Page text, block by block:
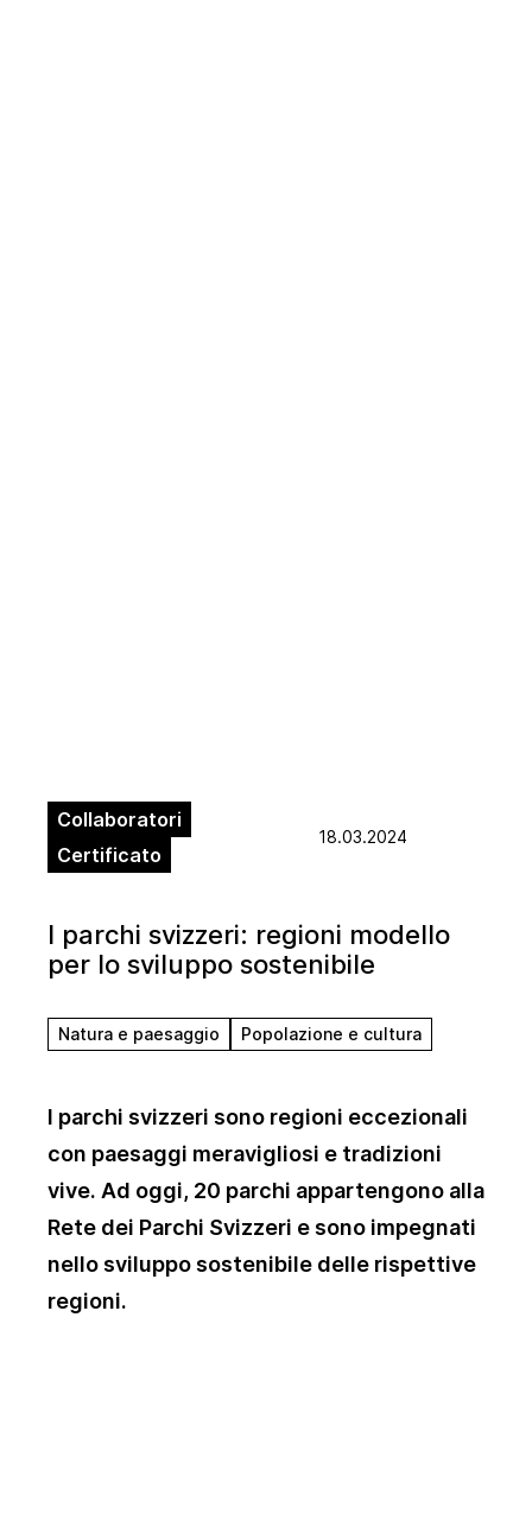
Collaboratori
Certificato
18.03.2024
I parchi svizzeri: regioni modello
per lo sviluppo sostenibile
Natura e paesaggio Popolazione e cultura
I parchi svizzeri sono regioni eccezionali
con paesaggi meravigliosi e tradizioni
vive. Ad oggi, 20 parchi appartengono alla
Rete dei Parchi Svizzeri e sono impegnati
nello sviluppo sostenibile delle rispettive
regioni.